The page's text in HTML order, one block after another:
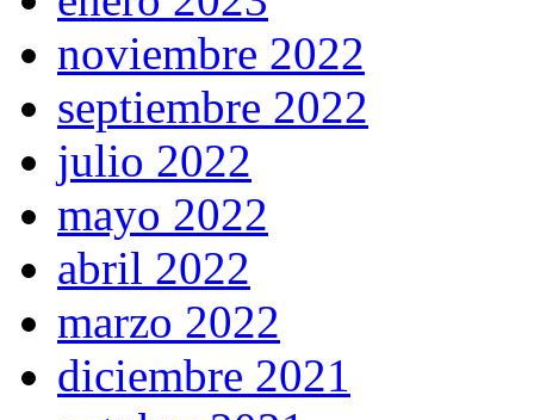
noviembre 2022
septiembre 2022
julio 2022
mayo 2022
abril 2022
marzo 2022
diciembre 2021